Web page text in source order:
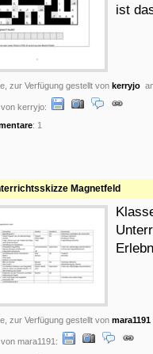
ist
zur Verfügung gestellt von kerryjo
von kerryjo:
: 1
Magnetfeld
zur Verfügung gestellt von mara1191
mara1191: